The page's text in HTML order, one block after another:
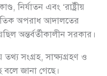
নির্যাতন এবং ‘রাষ্ট্রীয়
অপরাধ আদালতের
অন্তর্বর্তীকালীন সরকার।
সংগ্রহ, সাক্ষ্যগ্রহণ ও
জানা গেছে।